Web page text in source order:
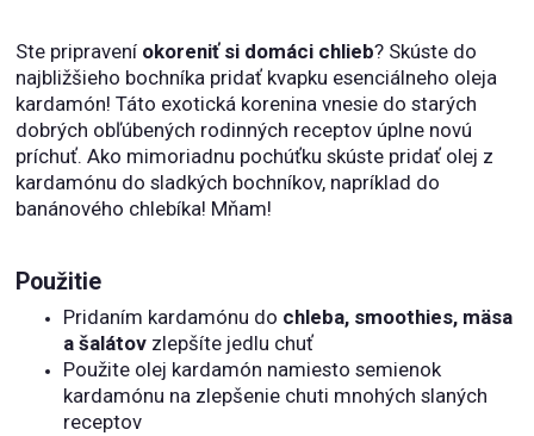
Ste pripravení okoreniť si domáci chlieb? Skúste do
najbližšieho bochníka pridať kvapku esenciálneho oleja
kardamón! Táto exotická korenina vnesie do starých
dobrých obľúbených rodinných receptov úplne novú
príchuť. Ako mimoriadnu pochúťku skúste pridať olej z
kardamónu do sladkých bochníkov, napríklad do
banánového chlebíka! Mňam!
Použitie
Pridaním kardamónu do chleba, smoothies, mäsa
a šalátov zlepšíte jedlu chuť
Použite olej kardamón namiesto semienok
kardamónu na zlepšenie chuti mnohých slaných
receptov